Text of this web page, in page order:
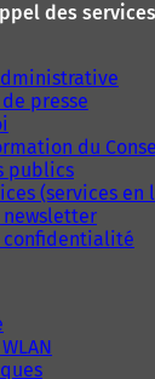
des
presse
du
publics
(services en
confidentialité